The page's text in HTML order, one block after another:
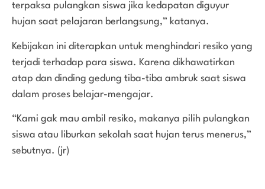
terpaksa pulangkan siswa jika kedapatan diguyur
hujan saat pelajaran berlangsung,” katanya.
Kebijakan ini diterapkan untuk menghindari resiko yang
terjadi terhadap para siswa. Karena dikhawatirkan
atap dan dinding gedung tiba-tiba ambruk saat siswa
dalam proses belajar-mengajar.
“Kami gak mau ambil resiko, makanya pilih pulangkan
siswa atau liburkan sekolah saat hujan terus menerus,”
sebutnya. (jr)